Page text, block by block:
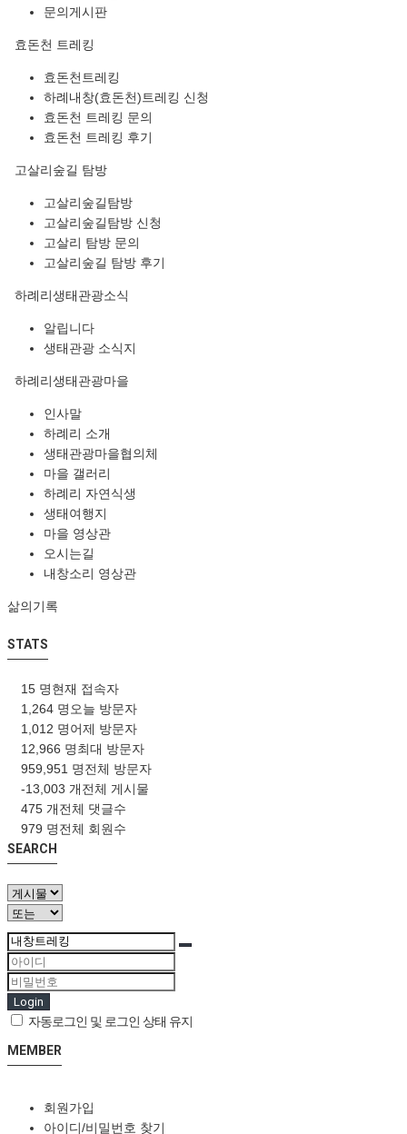
문의게시판
효돈천 트레킹
효돈천트레킹
하례내창(효돈천)트레킹 신청
효돈천 트레킹 문의
효돈천 트레킹 후기
고살리숲길 탐방
고살리숲길탐방
고살리숲길탐방 신청
고살리 탐방 문의
고살리숲길 탐방 후기
하례리생태관광소식
알립니다
생태관광 소식지
하례리생태관광마을
인사말
하례리 소개
생태관광마을협의체
마을 갤러리
하례리 자연식생
생태여행지
마을 영상관
오시는길
내창소리 영상관
삶의기록
STATS
15 명현재 접속자
1,264 명 오늘 방문자
1,012 명어제 방문자
12,966 명최대 방문자
959,951 명전체 방문자
-13,003 개전체 게시물
475 개전체 댓글수
979 명전체 회원수
SEARCH
Login
자동로그인 및 로그인 상태 유지
MEMBER
회원가입
아이디/비밀번호 찾기